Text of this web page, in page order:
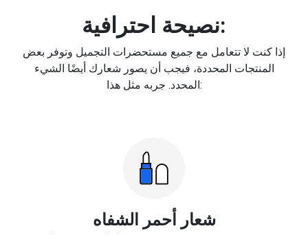
نصيحة احترافية:
إذا كنت لا تتعامل مع جميع مستحضرات التجميل وتوفر بعض
المنتجات المحددة، فيجب أن يصور شعارك أيضًا الشيء
المحدد. جربه مثل هذا:
شعار أحمر الشفاه